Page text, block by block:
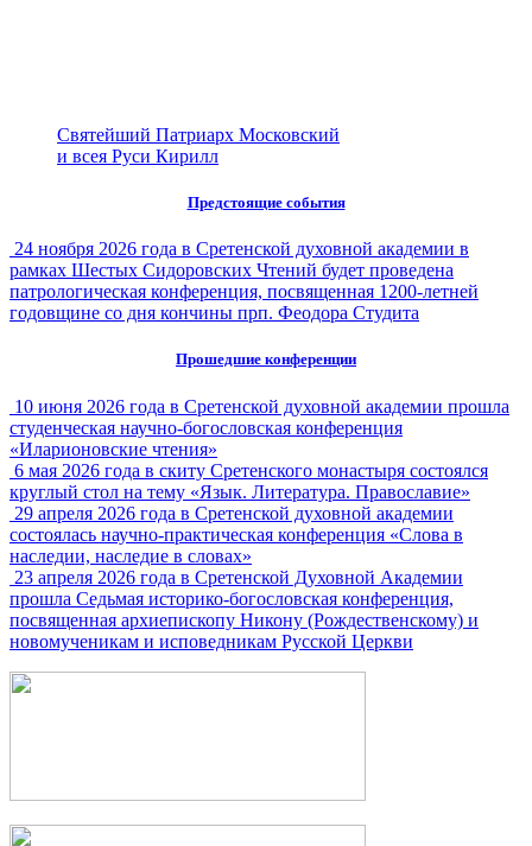
Святейший Патриарх Московский
и всея Руси Кирилл
Предстоящие события
24 ноября 2026 года в Сретенской духовной академии в
рамках Шестых Сидоровских Чтений будет проведена
патрологическая конференция, посвященная 1200-летней
годовщине со дня кончины прп. Феодора Студита
Прошедшие конференции
10 июня 2026 года в Сретенской духовной академии прошла
студенческая научно-богословская конференция
«Иларионовские чтения»
6 мая 2026 года в скиту Сретенского монастыря состоялся
круглый стол на тему «Язык. Литература. Православие»
29 апреля 2026 года в Сретенской духовной академии
состоялась научно-практическая конференция «Слова в
наследии, наследие в словах»
23 апреля 2026 года в Сретенской Духовной Академии
прошла Седьмая историко-богословская конференция,
посвященная архиепископу Никону (Рождественскому) и
новомученикам и исповедникам Русской Церкви